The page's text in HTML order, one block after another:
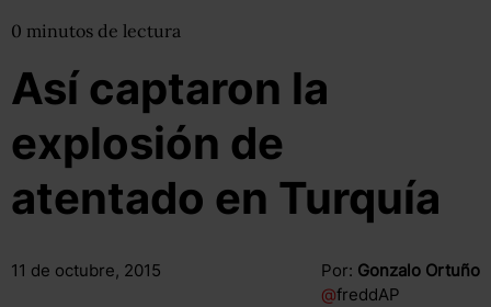
0 minutos de lectura
Así captaron la
explosión de
atentado en Turquía
11 de octubre, 2015 Por: Gonzalo Ortuño
@freddAP